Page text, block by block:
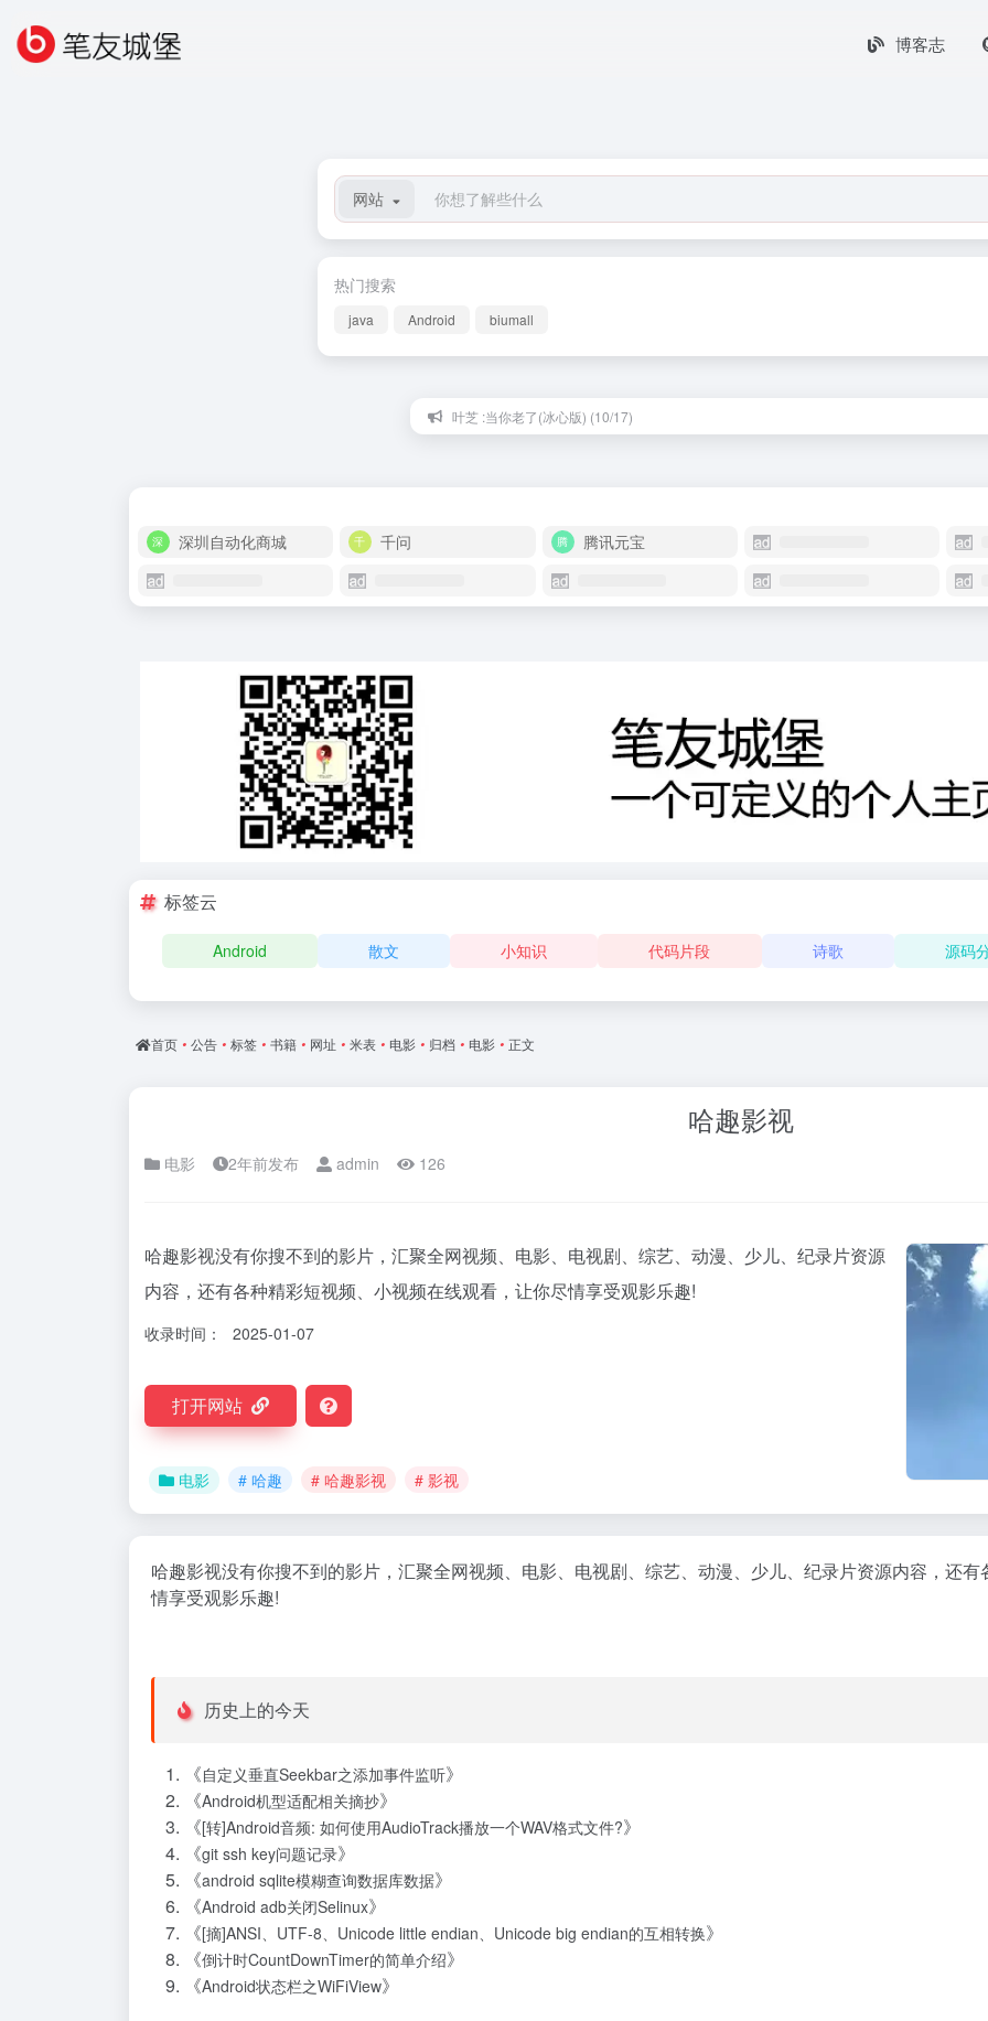
博客志
网站
热门搜索
java Android biumall
叶芝 :当你老了(冰心版) (10/17)
深圳自动化商城 千问 腾讯元宝
标签云
Android 散文 小知识 代码片段 诗歌 源码
首页 • 公告 • 标签 • 书籍 • 网址 • 米表 • 电影 • 归档 • 电影 • 正文
哈趣影视
电影 2年前发布 admin 126
哈趣影视没有你搜不到的影片，汇聚全网视频、电影、电视剧、综艺、动漫、少儿、纪录片资源
内容，还有各种精彩短视频、小视频在线观看，让你尽情享受观影乐趣!
收录时间： 2025-01-07
打开网站
电影 # 哈趣 # 哈趣影视 # 影视
哈趣影视没有你搜不到的影片，汇聚全网视频、电影、电视剧、综艺、动漫、少儿、纪录片资源内容，还
情享受观影乐趣!
历史上的今天
《自定义垂直Seekbar之添加事件监听》
《Android机型适配相关摘抄》
《[转]Android音频: 如何使用AudioTrack播放一个WAV格式文件?》
《git ssh key问题记录》
《android sqlite模糊查询数据库数据》
《Android adb关闭Selinux》
《[摘]ANSI、UTF-8、Unicode little endian、Unicode big endian的互相转换》
《倒计时CountDownTimer的简单介绍》
《Android状态栏之WiFiView》